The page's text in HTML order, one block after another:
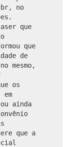
no
que
que
de
mesmo,
os
ainda
que a